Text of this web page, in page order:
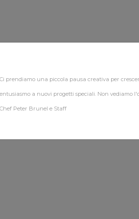
Ci prendiamo una piccola pausa creativa per
entusiasmo a nuovi progetti speciali. Non vediamo
Chef Peter Brunel e Staff